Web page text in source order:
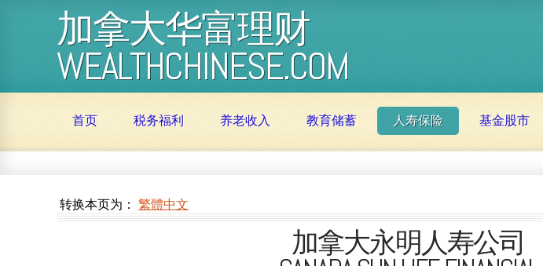
加拿大华富理财
WEALTHCHINESE.COM
首页 税务福利 养老收入 教育储蓄 人寿保险 基金股市
转换本页为： 繁體中文
加拿大永明人寿公司